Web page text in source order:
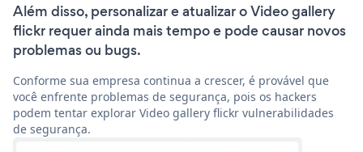
Além disso, personalizar e atualizar o Video gallery
flickr requer ainda mais tempo e pode causar novos
problemas ou bugs.
Conforme sua empresa continua a crescer, é provável que
você enfrente problemas de segurança, pois os hackers
podem tentar explorar Video gallery flickr vulnerabilidades
de segurança.